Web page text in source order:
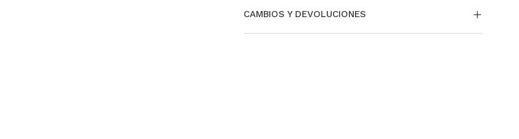
También podésretirar en nuestras tiendas sin cargo.
CAMBIOS Y DEVOLUCIONES